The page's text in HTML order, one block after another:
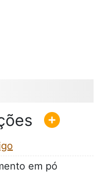
em pó